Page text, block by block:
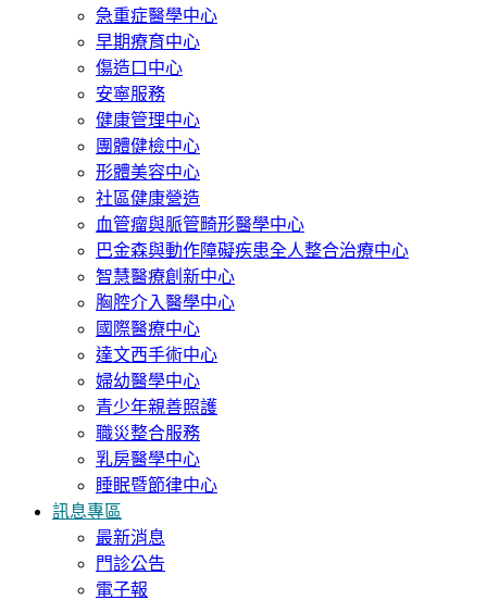
急重症醫學中心
早期療育中心
傷造口中心
安寧服務
健康管理中心
團體健檢中心
形體美容中心
社區健康營造
血管瘤與脈管畸形醫學中心
巴金森與動作障礙疾患全人整合治療中心
智慧醫療創新中心
胸腔介入醫學中心
國際醫療中心
達文西手術中心
婦幼醫學中心
青少年親善照護
職災整合服務
乳房醫學中心
睡眠暨節律中心
訊息專區
最新消息
門診公告
電子報